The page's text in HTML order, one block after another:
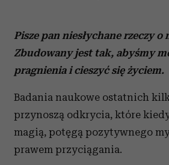
Pisze pan niesłychane rzeczy o
Zbudowany jest tak, abyśmy
pragnienia i cieszyć się życiem.
Badania naukowe ostatnich
przynoszą odkrycia, które
magią, potęgą pozytywnego
prawem przyciągania.